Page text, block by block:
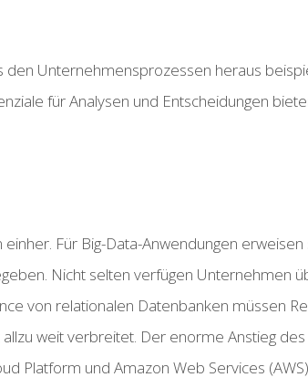
Unternehmensprozessen heraus
für Analysen und Entscheidungen
Für Big-Data-Anwendungen
Nicht selten verfügen Unternehmen
von relationalen Datenbanken müssen
weit verbreitet. Der enorme Anstieg
Platform und Amazon Web Services